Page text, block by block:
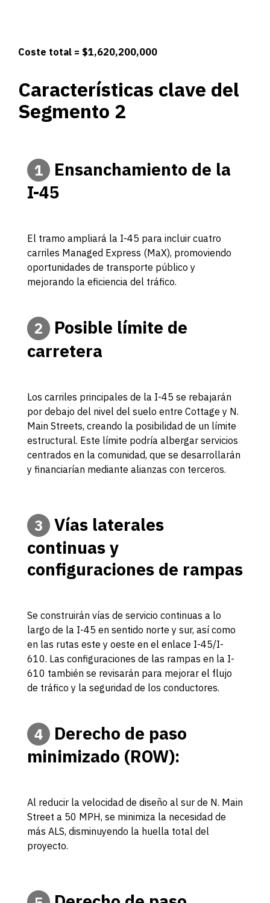
Coste total = $1,620,200,000
Características clave del
Segmento 2
1
Ensanchamiento de la
I-45
El tramo ampliará la I-45 para incluir cuatro
carriles Managed Express (MaX), promoviendo
oportunidades de transporte público y
mejorando la eficiencia del tráfico.
2
Posible límite de
carretera
Los carriles principales de la I-45 se rebajarán
por debajo del nivel del suelo entre Cottage y N.
Main Streets, creando la posibilidad de un límite
estructural. Este límite podría albergar servicios
centrados en la comunidad, que se desarrollarán
y financiarían mediante alianzas con terceros.
3
Vías laterales
continuas y
configuraciones de rampas
Se construirán vías de servicio continuas a lo
largo de la I-45 en sentido norte y sur, así como
en las rutas este y oeste en el enlace I-45/I-
610. Las configuraciones de las rampas en la I-
610 también se revisarán para mejorar el flujo
de tráfico y la seguridad de los conductores.
4
Derecho de paso
minimizado (ROW):
Al reducir la velocidad de diseño al sur de N. Main
Street a 50 MPH, se minimiza la necesidad de
más ALS, disminuyendo la huella total del
proyecto.